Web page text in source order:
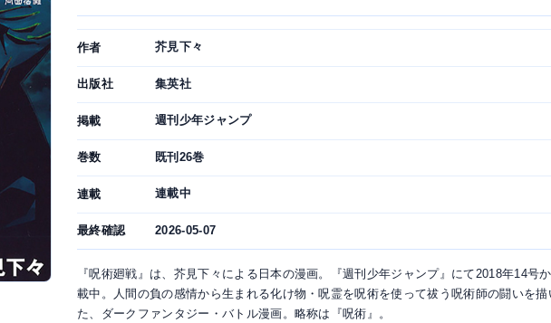
作者 芥見下々
出版社 集英社
掲載 週刊少年ジャンプ
巻数 既刊26巻
連載 連載中
最終確認 2026-05-07
『呪術廻戦』は、芥見下々による日本の漫画。『週刊少年ジャンプ』にて2018年14号
載中。人間の負の感情から生まれる化け物・呪霊を呪術を使って祓う呪術師の闘いを描
た、ダークファンタジー・バトル漫画。略称は『呪術』。